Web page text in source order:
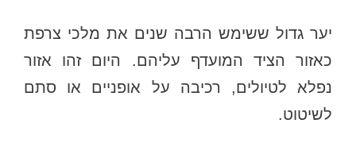
יער גדול ששימש הרבה שנים את מלכי צרפת
כאזור הציד המועדף עליהם. היום זהו אזור
נפלא לטיולים, רכיבה על אופניים או סתם
לשיטוט.